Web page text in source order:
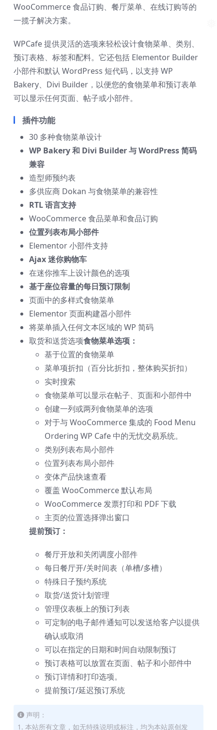
❅
❅ ❅
WooCommerce 食品订购、餐厅菜单、在线订购等的
一揽子解决方案。
WPCafe 提供灵活的选项来轻松设计食物菜单、类别、
预订表格、标签和配料。它还包括 Elementor Builder
小部件和默认 WordPress 短代码，以支持 WP
Bakery、Divi Builder，以便您的食物菜单和预订表单
可以显示任何页面、帖子或小部件。
插件功能
30 多种食物菜单设计
WP Bakery 和 Divi Builder 与 WordPress 简码
兼容
造型师预约表
多供应商 Dokan 与食物菜单的兼容性
RTL 语言支持
WooCommerce 食品菜单和食品订购
位置列表布局小部件
Elementor 小部件支持
Ajax 迷你购物车
在迷你推车上设计颜色的选项
基于座位容量的每日预订限制
页面中的多样式食物菜单
Elementor 页面构建器小部件
将菜单插入任何文本区域的 WP 简码
取货和送货选项食物菜单选项：
基于位置的食物菜单
菜单项折扣（百分比折扣，整体购买折扣）
实时搜索
食物菜单可以显示在帖子、页面和小部件中
创建一列或两列食物菜单的选项
对于与 WooCommerce 集成的 Food Menu
Ordering WP Cafe 中的无忧交易系统。
类别列表布局小部件
位置列表布局小部件
变体产品快速查看
覆盖 WooCommerce 默认布局
WooCommerce 发票打印和 PDF 下载
主页的位置选择弹出窗口
提前预订：
餐厅开放和关闭调度小部件
每日餐厅开/关时间表（单槽/多槽）
特殊日子预约系统
取货/送货计划管理
管理仪表板上的预订列表
可定制的电子邮件通知可以发送给客户以提供
确认或取消
可以在指定的日期和时间自动限制预订
预订表格可以放置在页面、帖子和小部件中
预订详情和打印选项。
提前预订/延迟预订系统
声明：
1. 本站所有文章，如无特殊说明或标注，均为本站原创发